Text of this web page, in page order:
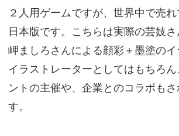
２人用ゲームですが、世界中で売
日本版です。こちらは実際の芸妓さ
岬ましろさんによる顔彩＋墨塗のイ
イラストレーターとしてはもちろ
ントの主催や、企業とのコラボも
す。